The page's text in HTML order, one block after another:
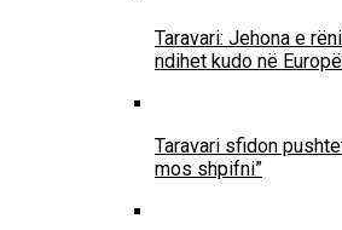
Taravari: Jehona e
ndihet kudo në Europë
Taravari sfidon
mos shpifni”